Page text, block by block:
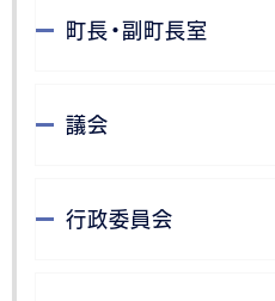
町長・副町長室
議会
行政委員会